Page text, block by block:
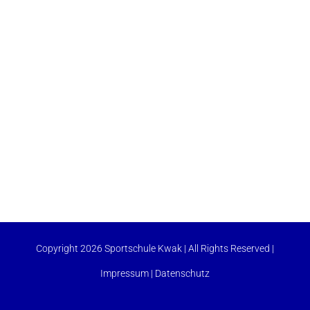
Copyright 2026 Sportschule Kwak | All Rights Reserved |
Impressum | Datenschutz